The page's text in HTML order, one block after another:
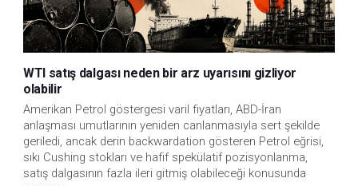
WTI satış dalgası neden bir arz uyarısını gizliyor
olabilir
Amerikan Petrol göstergesi varil fiyatları, ABD-İran
anlaşması umutlarının yeniden canlanmasıyla sert şekilde
geriledi, ancak derin backwardation gösteren Petrol eğrisi,
sıkı Cushing stokları ve hafif spekülatif pozisyonlanma,
satış dalgasının fazla ileri gitmiş olabileceği konusunda